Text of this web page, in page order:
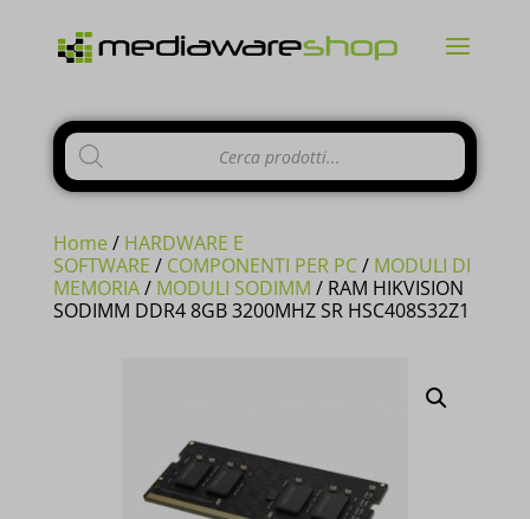
Products
search
Home / HARDWARE E
SOFTWARE / COMPONENTI PER PC/ MODULI DI
MEMORIA/ MODULI SODIMM / RAM HIKVISION
SODIMM DDR4 8GB 3200MHZ SR HSC408S32Z1